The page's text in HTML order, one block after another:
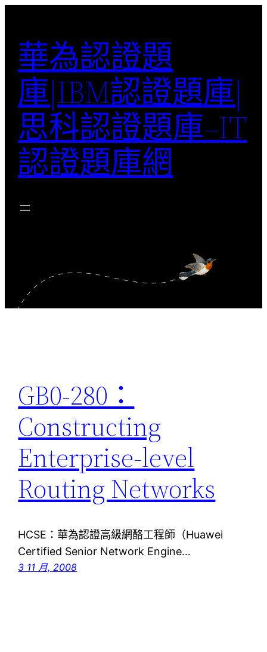
華為認證題
庫|IBM認證題庫|
思科認證題庫–IT
認證題庫網
GB0-280：
Constructing
Enterprise-level
Routing Networks
HCSE：華為認證高級網酪工程師（Huawei
Certified Senior Network Engine…
3 11 月, 2008